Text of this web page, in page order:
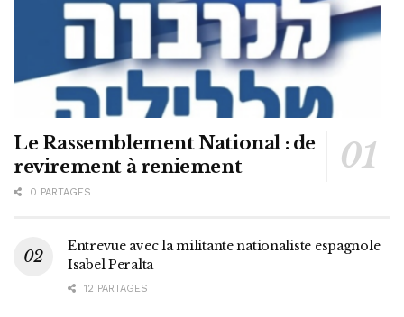
Le Rassemblement National : de
revirement à reniement
0 PARTAGES
Entrevue avec la militante nationaliste espagnole
Isabel Peralta
12 PARTAGES